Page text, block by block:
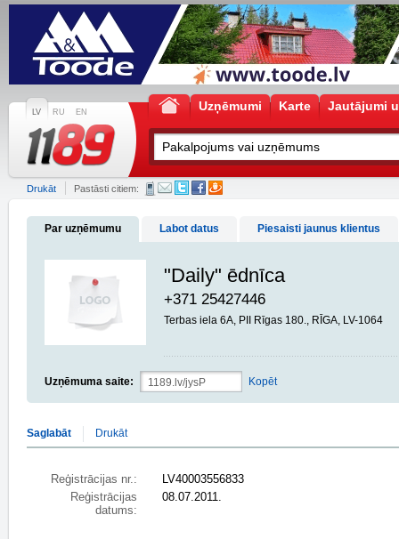
LV RU EN Uzņēmumi Karte Jautājumi
Drukāt Pastāsti citiem:
Par uzņēmumu Labot datus Piesaisti jaunus klientus
"Daily" ēdnīca
+371 25427446
Terbas iela 6A, PII Rīgas 180., RĪGA, LV-1064
Uzņēmuma saite: Kopēt
Saglabāt Drukāt
Reģistrācijas nr.:
LV40003556833
Reģistrācijas
datums:
08.07.2011.